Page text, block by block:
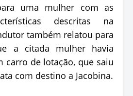
uma mulher com as
descritas na
também relatou para
a citada mulher havia
carro de lotação, que saiu
com destino a Jacobina.